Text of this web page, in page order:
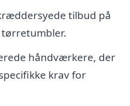
tilbud på
håndværkere, der
krav for